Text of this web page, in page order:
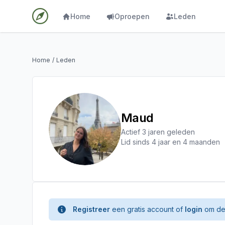
Home Oproepen Leden
Home / Leden
Maud
Actief 3 jaren geleden
Lid sinds 4 jaar en 4 maanden
Registreer een gratis account of login om